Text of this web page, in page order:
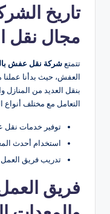
تاريخ
مجال نقل
تتمتع شركة نقل عفش
العفش، حيث بدأنا
بنقل العديد من المنازل
التعامل مع مختلف أنواع
توفير خدمات نقل
استخدام أحدث
تدريب فريق
فريق